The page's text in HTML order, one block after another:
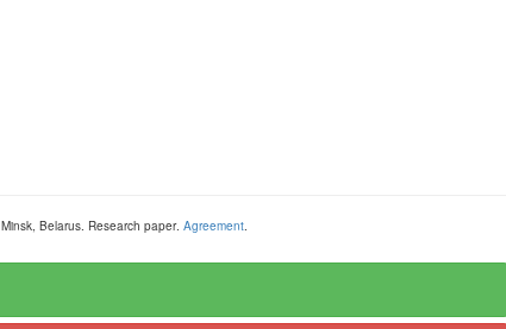
Minsk, Belarus. Research paper. Agreement.